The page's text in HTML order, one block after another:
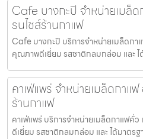
Cafe บางกะปิ จำหน่ายเม
รนไชส์ร้านกาแฟ
Cafe บางกะปิ บริการจำหน่ายเมล็ดกา
คุณภาพดีเยี่ยม รสชาติกลมกล่อม และ
คาเฟ่แพร่ จำหน่ายเมล็ดกา
ร้านกาแฟ
คาเฟ่แพร่ บริการจำหน่ายเมล็ดกาแฟคั่
ดีเยี่ยม รสชาติกลมกล่อม และ ได้มาตร